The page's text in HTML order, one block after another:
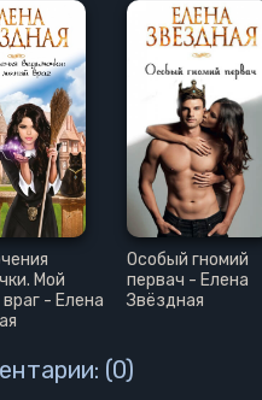
Мой
- Елена
Особый гномий
первач - Елена
Звёздная
(0)